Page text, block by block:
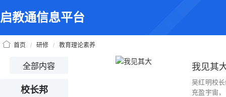
启教通信息平台
首页 / 研修 / 教育理论素养
全部内容
校长邦
我见其
吴红明校
充盈宇宙